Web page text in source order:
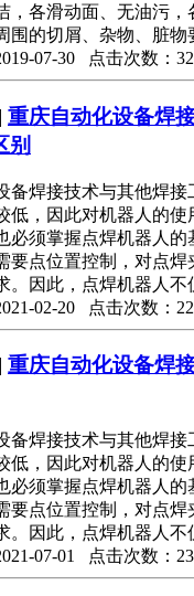
，各滑动面、无油污，
围的切屑、杂物、脏物
07-30 点击次数：
重庆自动化设备焊
别
备焊接技术与其他焊接
低，因此对机器人的使
必须掌握点焊机器人的
要点位置控制，对点焊
。因此，点焊机器人不
02-20 点击次数：
重庆自动化设备焊
备焊接技术与其他焊接
低，因此对机器人的使
必须掌握点焊机器人的
要点位置控制，对点焊
。因此，点焊机器人不
07-01 点击次数：